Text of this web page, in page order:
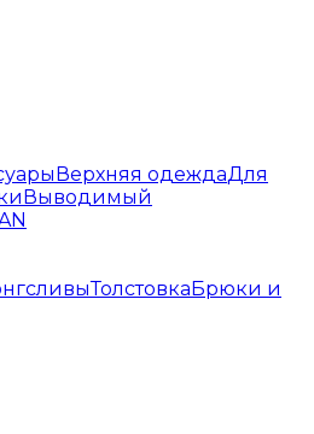
Верхняя одеждаДля
Выводимый
ТолстовкаБрюки и